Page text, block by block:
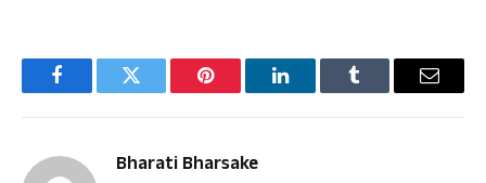
FacebookTwitter Pinterest LinkedInTumblr Email
Bharati Bharsake